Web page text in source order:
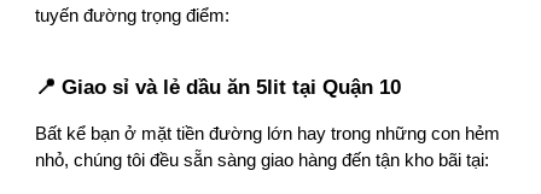
tuyến đường trọng điểm:
📍 Giao sỉ và lẻ dầu ăn 5lit tại Quận 10
Bất kể bạn ở mặt tiền đường lớn hay trong những con hẻm
nhỏ, chúng tôi đều sẵn sàng giao hàng đến tận kho bãi tại: